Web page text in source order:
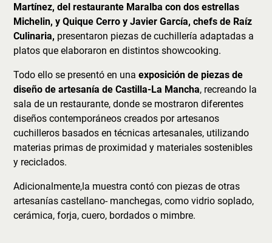
Martínez, del restaurante Maralba con dos estrellas
Michelin, y Quique Cerro y Javier García, chefs de Raíz
Culinaria, presentaron piezas de cuchillería adaptadas a
platos que elaboraron en distintos showcooking.
Todo ello se presentó en unaexposición de piezas de
diseño de artesanía de Castilla-La Mancha, recreando la
sala de un restaurante, donde se mostraron diferentes
diseños contemporáneos creados por artesanos
cuchilleros basados en técnicas artesanales, utilizando
materias primas de proximidad y materiales sostenibles
y reciclados.
Adicionalmente,la muestra contó con piezas de otras
artesanías castellano- manchegas, como vidrio soplado,
cerámica, forja, cuero, bordados o mimbre.